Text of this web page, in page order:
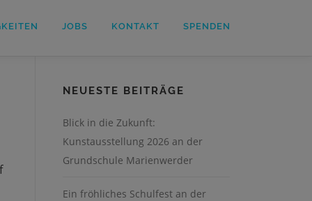
JOBS KONTAKT SPENDEN
NEUESTE BEITRÄGE
Blick in die Zukunft:
Kunstausstellung 2026 an der
Grundschule Marienwerder
Ein fröhliches Schulfest an der